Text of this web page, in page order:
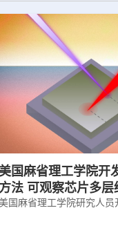
国麻省理工学院开
法 可观察芯片多层
国麻省理工学院研究人员